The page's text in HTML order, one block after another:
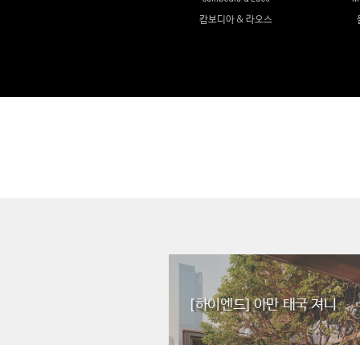
캄보디아 & 라오스
[하이엔드] 아만 태국 져니